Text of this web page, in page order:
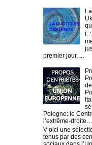
L
premier jour, ...
Pologne: le
l’extrême-droite…
V oici une
tenus par des